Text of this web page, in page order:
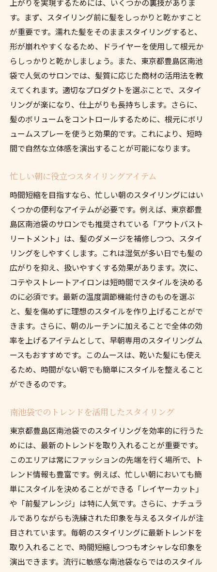
南池袋で注目のスタイリングトレンド
最新トレンドで時間を節約する方法
南池袋で流行中のスタイリングアイテム
トレンドを取り入れた時短スタイリング
南池袋のスタイリングトレンドを徹底分析
スタイリングにおける最新テクニック集
毎朝のスタイリングを楽に！南池袋での効率的
な方法
南池袋で発見したスタイリングの便利アイ
効率を追求したスタイリングのプランニン
グ
スタイリングの効率化に役立つツール紹介
南池袋でのスタイリング効率化のベストプ
ラクティス
スタイリングの負担を減らす南池袋のヒン
ト
朝のスタイリングを快適にする方法
朝のスタイリングに革命を！南池袋で実現する
時短のカギ
南池袋でのスタイリング革命の背景
スタイリングに革命を起こすアイデア集
南池袋から学ぶスタイリングの進化
時短のカギとなるスタイリングテクニック
スタイリングにおける未来志向のアプロー
チ
す。まず、スタイリング前に髪をしっかりと乾かすこと
が重要です。濡れた髪をそのままスタイリングすると、
形が崩れやすくなるため、ドライヤーを使用して根元か
らしっかりと乾かしましょう。また、東京都豊島区南池
袋で人気のサロンでは、髪質に応じた商材の活用法を教
えてくれます。適切なプロダクトを選ぶことで、スタイ
リングが楽になり、仕上がりも長持ちします。さらに、
髪のボリュームをコントロールするために、根元にボリ
ュームスプレーを使うと効果的です。これにより、短時
間で自然な立体感を演出することが可能になります。
忙しい朝に役立つスタイリングアイテム
時間短縮を目指すなら、忙しい朝のスタイリングにはい
くつかの便利なアイテムが必要です。例えば、東京都豊
島区南池袋のサロンでも推奨されている「アウトバスト
リートメント」は、髪のダメージを補修しつつ、スタイ
リングをしやすくします。これは湿気が多い日でも髪の
広がりを抑え、扱いやすくする効果があります。次に、
コテやストレートアイロンは短時間でスタイルを決める
のに必須です。最新の温度調節機能付きのものを選ぶ
と、髪を傷めずに理想のスタイルを作り上げることがで
きます。さらに、朝のルーチンに加えることで全体の効
率を上げるアイテムとして、早朝専用のスタイリングム
ースもおすすめです。このムースは、乾いた髪にも使え
るため、時間がない朝でも簡単にスタイルを整えること
ができるのです。
南池袋でのトレンドを活用したスタイリング
東京都豊島区南池袋でのスタイリングを効率的に行うた
めには、最新のトレンドを取り入れることが重要です。
このエリアは常にファッションの先端を行く場所で、ト
レンド情報も豊富です。例えば、忙しい朝においても簡
単にスタイルを決めることができる「レイヤーカット」
や「前髪アレンジ」は特に人気です。さらに、ナチュラ
ルでありながらも洗練された印象を与えるスタイルが注
目されています。毎朝のスタイリングに最新トレンドを
取り入れることで、時間短縮しつつもオシャレな印象を
演出できます。流行に敏感な南池袋ならではのスタイル